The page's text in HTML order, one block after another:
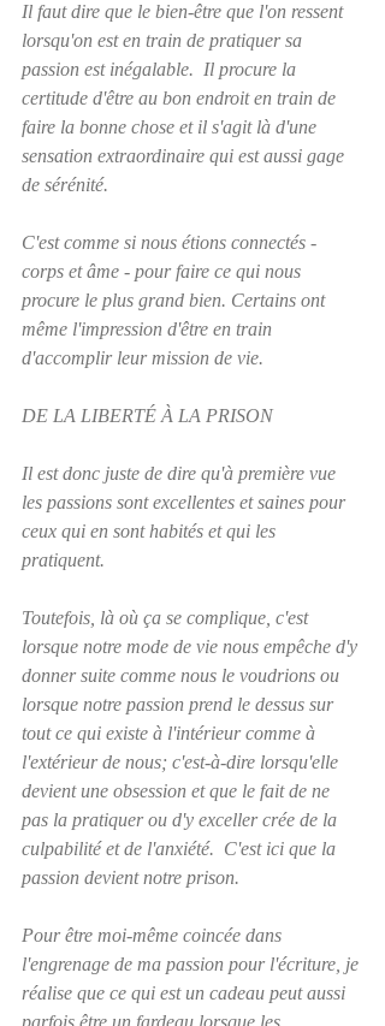
Il faut dire que le bien-être que l'on ressent
lorsqu'on est en train de pratiquer sa
passion est inégalable.  Il procure la
certitude d'être au bon endroit en train de
faire la bonne chose et il s'agit là d'une
sensation extraordinaire qui est aussi gage
de sérénité.
C'est comme si nous étions connectés -
corps et âme - pour faire ce qui nous
procure le plus grand bien. Certains ont
même l'impression d'être en train
d'accomplir leur mission de vie.
DE LA LIBERTÉ À LA PRISON
Il est donc juste de dire qu'à première vue
les passions sont excellentes et saines pour
ceux qui en sont habités et qui les
pratiquent.
Toutefois, là où ça se complique, c'est
lorsque notre mode de vie nous empêche d'y
donner suite comme nous le voudrions ou
lorsque notre passion prend le dessus sur
tout ce qui existe à l'intérieur comme à
l'extérieur de nous; c'est-à-dire lorsqu'elle
devient une obsession et que le fait de ne
pas la pratiquer ou d'y exceller crée de la
culpabilité et de l'anxiété.  C'est ici que la
passion devient notre prison.
Pour être moi-même coincée dans
l'engrenage de ma passion pour l'écriture, je
réalise que ce qui est un cadeau peut aussi